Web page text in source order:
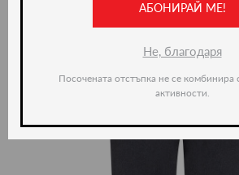
АБОНИРАЙ МЕ!
Не, благодаря
Посочената отстъпка не се комбинира
активности.